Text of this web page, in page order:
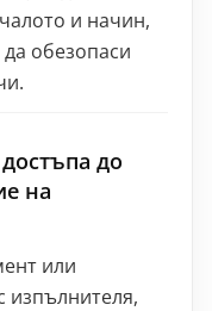
и начин,
обезопаси
до
на
или
изпълнителя,